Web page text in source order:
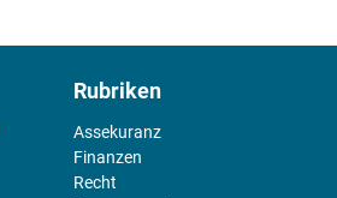
Rubriken
Assekuranz
Finanzen
Recht